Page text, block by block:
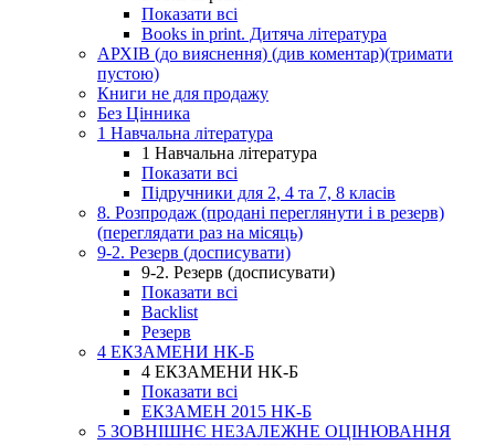
Показати всі
Books in print. Дитяча література
АРХІВ (до вияснення) (див коментар)(тримати
пустою)
Книги не для продажу
Без Цінника
1 Навчальна література
1 Навчальна література
Показати всі
Підручники для 2, 4 та 7, 8 класів
8. Розпродаж (продані переглянути і в резерв)
(переглядати раз на місяць)
9-2. Резерв (досписувати)
9-2. Резерв (досписувати)
Показати всі
Backlist
Резерв
4 ЕКЗАМЕНИ НК-Б
4 ЕКЗАМЕНИ НК-Б
Показати всі
ЕКЗАМЕН 2015 НК-Б
5 ЗОВНІШНЄ НЕЗАЛЕЖНЕ ОЦІНЮВАННЯ